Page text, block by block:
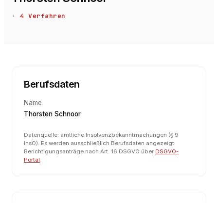
· 4 Verfahren
Berufsdaten
Name
Thorsten Schnoor
Datenquelle: amtliche Insolvenzbekanntmachungen (§ 9
InsO). Es werden ausschließlich Berufsdaten angezeigt.
Berichtigungsanträge nach Art. 16 DSGVO über DSGVO-
Portal.